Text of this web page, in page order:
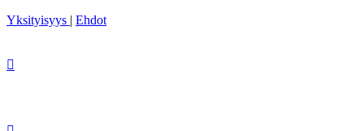
Yksityisyys | Ehdot